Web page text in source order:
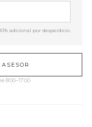
adicional por desperdicio.
8:00–17:00